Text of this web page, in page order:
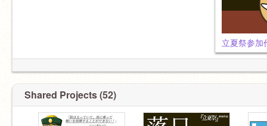
Shared Projects (52)